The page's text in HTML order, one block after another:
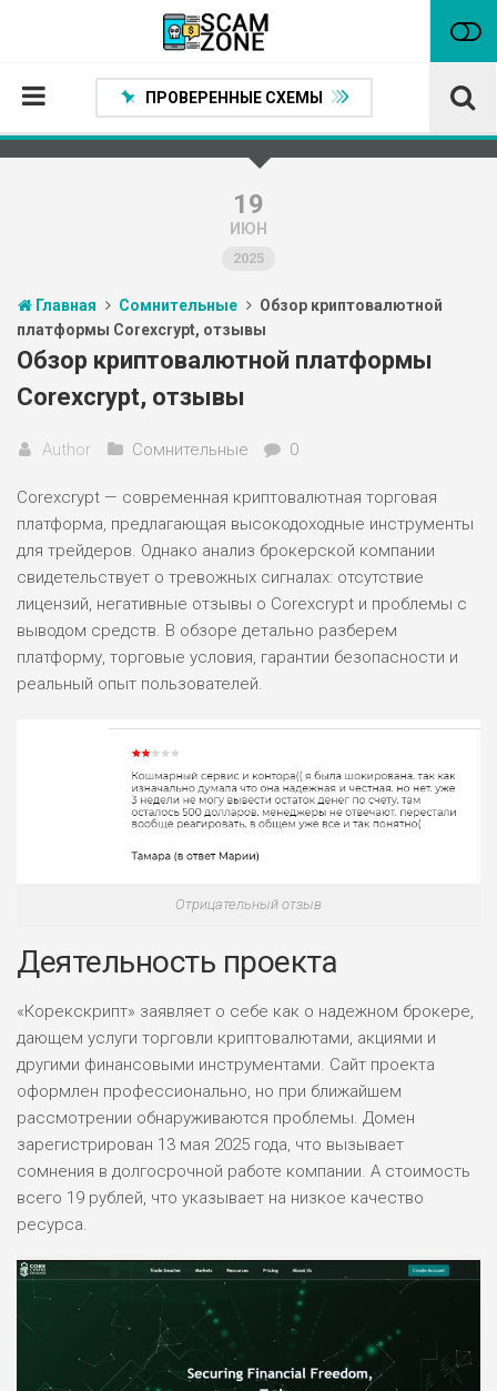
Проверенные способы заработка
Статьи
Партнеры
ПРОВЕРЕННЫЕ СХЕМЫ
19
ИЮН
2025
Главная Сомнительные
Обзор криптовалютной
платформы Corexcrypt, отзывы
Обзор криптовалютной платформы
Corexcrypt, отзывы
Author Сомнительные 0
Corexcrypt — современная криптовалютная торговая
платформа, предлагающая высокодоходные инструменты
для трейдеров. Однако анализ брокерской компании
свидетельствует о тревожных сигналах: отсутствие
лицензий, негативные отзывы о Corexcrypt и проблемы с
выводом средств. В обзоре детально разберем
платформу, торговые условия, гарантии безопасности и
реальный опыт пользователей.
Отрицательный отзыв
Деятельность проекта
«Корекскрипт» заявляет о себе как о надежном брокере,
дающем услуги торговли криптовалютами, акциями и
другими финансовыми инструментами. Сайт проекта
оформлен профессионально, но при ближайшем
рассмотрении обнаруживаются проблемы. Домен
зарегистрирован 13 мая 2025 года, что вызывает
сомнения в долгосрочной работе компании. А стоимость
всего 19 рублей, что указывает на низкое качество
ресурса.